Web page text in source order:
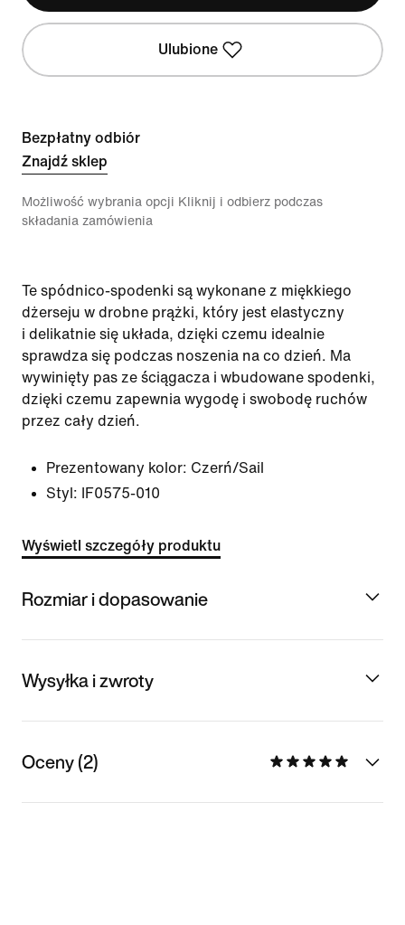
Ulubione
Bezpłatny odbiór
Znajdź sklep
Możliwość wybrania opcji Kliknij i odbierz podczas
składania zamówienia
Te spódnico-spodenki są wykonane z miękkiego
dżerseju w drobne prążki, który jest elastyczny
i delikatnie się układa, dzięki czemu idealnie
sprawdza się podczas noszenia na co dzień. Ma
wywinięty pas ze ściągacza i wbudowane spodenki,
dzięki czemu zapewnia wygodę i swobodę ruchów
przez cały dzień.
Prezentowany kolor: Czerń/Sail
Styl:
IF0575-010
Wyświetl szczegóły produktu
Rozmiar i dopasowanie
Wysyłka i zwroty
Oceny (2)